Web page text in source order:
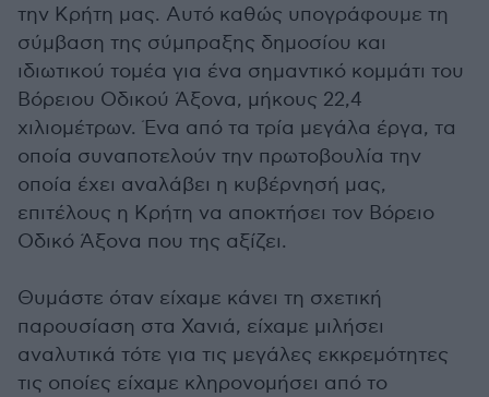
την Κρήτη μας. Αυτό καθώς υπογράφουμε τη
σύμβαση της σύμπραξης δημοσίου και
ιδιωτικού τομέα για ένα σημαντικό κομμάτι του
Βόρειου Οδικού Άξονα, μήκους 22,4
χιλιομέτρων. Ένα από τα τρία μεγάλα έργα, τα
οποία συναποτελούν την πρωτοβουλία την
οποία έχει αναλάβει η κυβέρνησή μας,
επιτέλους η Κρήτη να αποκτήσει τον Βόρειο
Οδικό Άξονα που της αξίζει.
Θυμάστε όταν είχαμε κάνει τη σχετική
παρουσίαση στα Χανιά, είχαμε μιλήσει
αναλυτικά τότε για τις μεγάλες εκκρεμότητες
τις οποίες είχαμε κληρονομήσει από το